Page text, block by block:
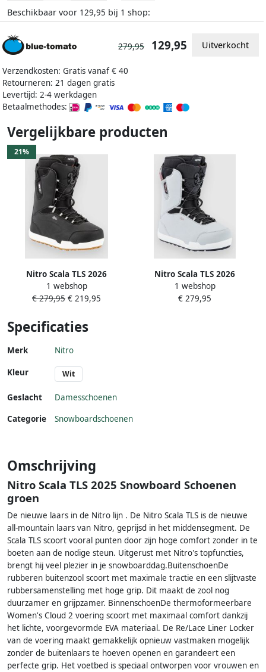
Beschikbaar voor 129,95 bij 1 shop:
Verzendkosten: Gratis vanaf € 40
Retourneren: 21 dagen gratis
Levertijd: 2-4 werkdagen
Betaalmethodes:
279,95 129,95 Uitverkocht
Vergelijkbare producten
21%
Nitro Scala TLS 2026
Snowboard Schoenen zwart
1 webshop
€ 279,95 € 219,95
Nitro Scala TLS 2026
Snowboard Schoenen blauw
1 webshop
€ 279,95
Specificaties
Merk Nitro
Kleur Wit
Geslacht
Damesschoenen
Categorie
Snowboardschoenen
Omschrijving
Nitro Scala TLS 2025 Snowboard Schoenen
groen
De nieuwe laars in de Nitro lijn . De Nitro Scala TLS is de nieuwe
all-mountain laars van Nitro, geprijsd in het middensegment. De
Scala TLS scoort vooral punten door zijn hoge comfort zonder in te
boeten aan de nodige steun. Uitgerust met Nitro's topfuncties,
brengt hij veel plezier in je snowboarddag.BuitenschoenDe
rubberen buitenzool scoort met maximale tractie en een slijtvaste
rubbersamenstelling met hoge grip. Dit maakt de zool nog
duurzamer en grijpzamer. BinnenschoenDe thermoformeerbare
Women's Cloud 2 voering scoort met maximaal comfort dankzij
het lichte, voorgevormde EVA materiaal. De Re/Lace Liner Locker
van de voering maakt gemakkelijk opnieuw vastmaken mogelijk
zonder de buitenlaars te hoeven openen en garandeert een
perfecte grip. Het voetbed is speciaal ontworpen voor vrouwen en